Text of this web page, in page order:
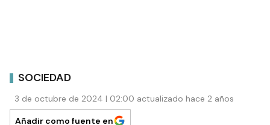
SOCIEDAD
3 de octubre de 2024 | 02:00 actualizado hace 2 años
Añadir como fuente en